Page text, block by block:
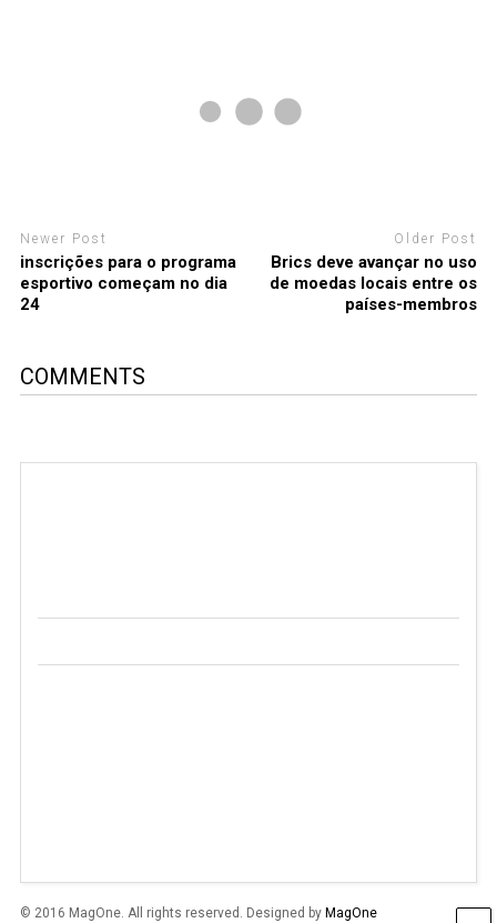
Newer Post
inscrições para o programa
esportivo começam no dia
24
Older Post
Brics deve avançar no uso
de moedas locais entre os
países-membros
COMMENTS
© 2016 MagOne. All rights reserved. Designed by MagOne